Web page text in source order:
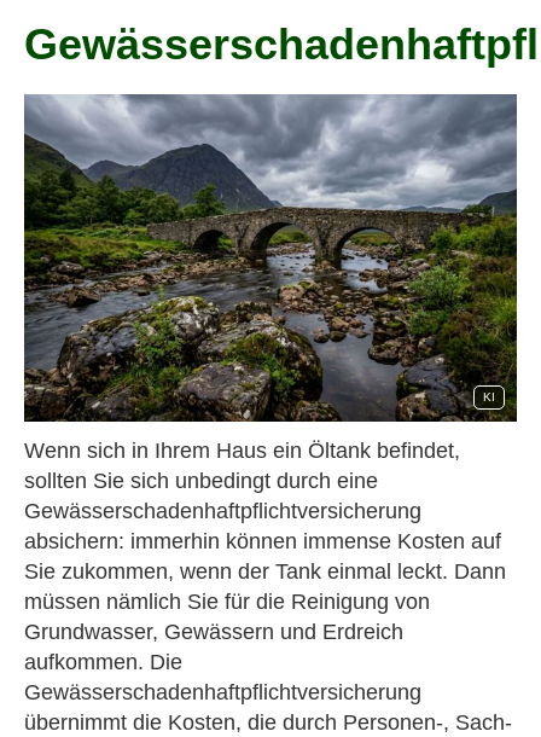
KI
Wenn sich in Ihrem Haus ein Öltank befindet,
sollten Sie sich unbedingt durch eine
Gewässerschadenhaftpflichtversicherung
absichern: immerhin können immense Kosten auf
Sie zukommen, wenn der Tank einmal leckt. Dann
müssen nämlich Sie für die Reinigung von
Grundwasser, Gewässern und Erdreich
aufkommen. Die
Gewässerschadenhaftpflichtversicherung
übernimmt die Kosten, die durch Per­sonen-, Sach-